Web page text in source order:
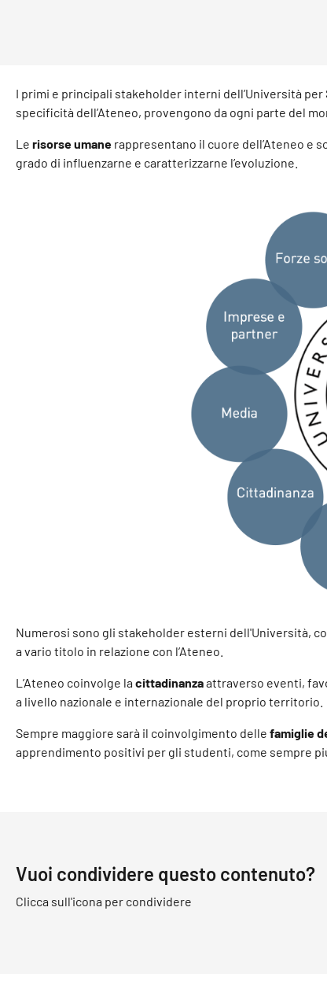
I primi e principali stakeholder interni dell’Università
specificità dell’Ateneo, provengono da ogni parte del
Le risorse umane rappresentano il cuore dell’Ateneo e
grado di influenzarne e caratterizzarne l’evoluzione.
Numerosi sono gli stakeholder esterni dell'Università,
a vario titolo in relazione con l’Ateneo.
L’Ateneo coinvolge la cittadinanzaattraverso eventi,
a livello nazionale e internazionale del proprio territorio.
Sempre maggiore sarà il coinvolgimento delle famiglie
apprendimento positivi per gli studenti, come sempre
Vuoi condividere questo contenuto?
Clicca sull'icona per condividere